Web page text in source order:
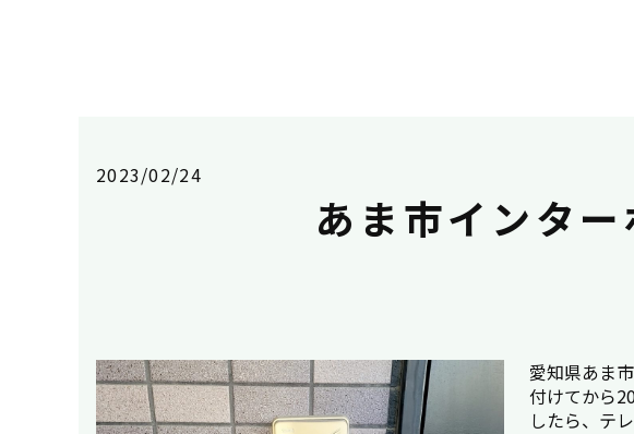
2023/02/24
あま市インタ
愛知県あま
付けてから
したら、テ